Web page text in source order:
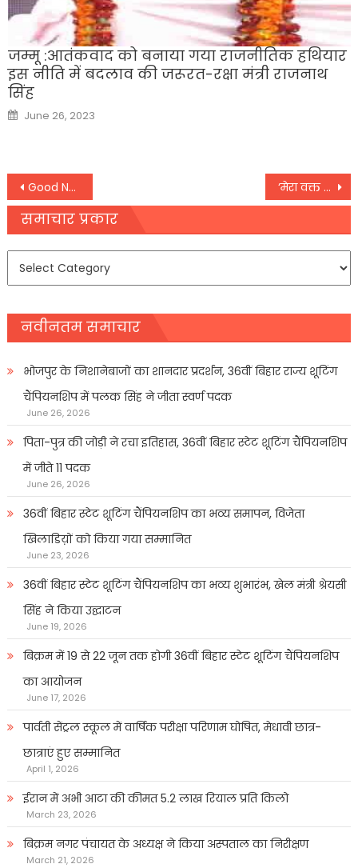
जम्मू :आतंकवाद को बनाया गया राजनीतिक हथियार
इस नीति में बदलाव की जरूरत-रक्षा मंत्री राजनाथ
सिंह
Posted
on
June 26, 2023
Post
navigation
Good News 57 सौ एकड़ से अधिक जमीन खरीदेगा गीडा, ‘मेरा वक्त बदलेगा, तेरी राय’…संसद में कांग्रेस की हालत पर शायराना हुए खड़गे
समाचार प्रकार
समाचार
नवीनतम समाचार
भोजपुर के निशानेबाजों का शानदार प्रदर्शन, 36वीं बिहार राज्य शूटिंग
चैंपियनशिप में पलक सिंह ने जीता स्वर्ण पदक
June 26, 2026
पिता-पुत्र की जोड़ी ने रचा इतिहास, 36वीं बिहार स्टेट शूटिंग चैंपियनशिप
में जीते 11 पदक
June 26, 2026
36वीं बिहार स्टेट शूटिंग चैंपियनशिप का भव्य समापन, विजेता
खिलाडिय़ों को किया गया सम्मानित
June 23, 2026
36वीं बिहार स्टेट शूटिंग चैंपियनशिप का भव्य शुभारंभ, खेल मंत्री श्रेयसी
सिंह ने किया उद्घाटन
June 19, 2026
बिक्रम में 19 से 22 जून तक होगी 36वीं बिहार स्टेट शूटिंग चैंपियनशिप
का आयोजन
June 17, 2026
पार्वती सेंट्रल स्कूल में वार्षिक परीक्षा परिणाम घोषित, मेधावी छात्र-
छात्राएं हुए सम्मानित
April 1, 2026
ईरान में अभी आटा की कीमत 5.2 लाख रियाल प्रति किलो
March 23, 2026
बिक्रम नगर पंचायत के अध्यक्ष ने किया अस्पताल का निरीक्षण
March 21, 2026